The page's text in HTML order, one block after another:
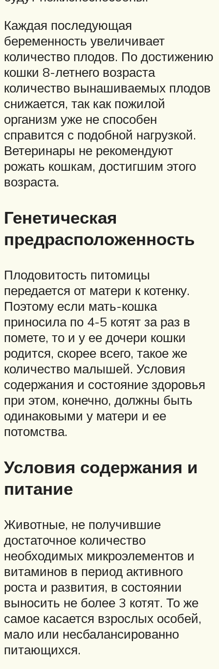
Каждая последующая
беременность увеличивает
количество плодов. По достижению
кошки 8-летнего возраста
количество вынашиваемых плодов
снижается, так как пожилой
организм уже не способен
справится с подобной нагрузкой.
Ветеринары не рекомендуют
рожать кошкам, достигшим этого
возраста.
Генетическая
предрасположенность
Плодовитость питомицы
передается от матери к котенку.
Поэтому если мать-кошка
приносила по 4-5 котят за раз в
помете, то и у ее дочери кошки
родится, скорее всего, такое же
количество малышей. Условия
содержания и состояние здоровья
при этом, конечно, должны быть
одинаковыми у матери и ее
потомства.
Условия содержания и
питание
Животные, не получившие
достаточное количество
необходимых микроэлементов и
витаминов в период активного
роста и развития, в состоянии
выносить не более 3 котят. То же
самое касается взрослых особей,
мало или несбалансированно
питающихся.